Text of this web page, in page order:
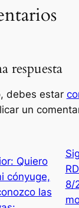
respuesta
debes estar
un
Quiero
cónyuge,
las
8/